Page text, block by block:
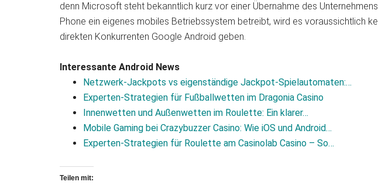
denn Microsoft steht bekanntlich kurz vor einer Übernahme des
Phone ein eigenes mobiles Betriebssystem betreibt, wird es voraussichtlich
direkten Konkurrenten Google Android geben.
Interessante Android News
Netzwerk-Jackpots vs eigenständige Jackpot-Spielautomaten:…
Experten‑Strategien für Fußballwetten im Dragonia Casino
Innenwetten und Außenwetten im Roulette: Ein klarer…
Mobile Gaming bei Crazybuzzer Casino: Wie iOS und Android…
Experten‑Strategien für Roulette am Casinolab Casino – So…
Teilen mit: